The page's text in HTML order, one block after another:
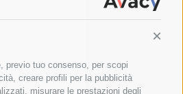
previo tuo consenso, per scopi
creare profili per la pubblicità
misurare le prestazioni degli